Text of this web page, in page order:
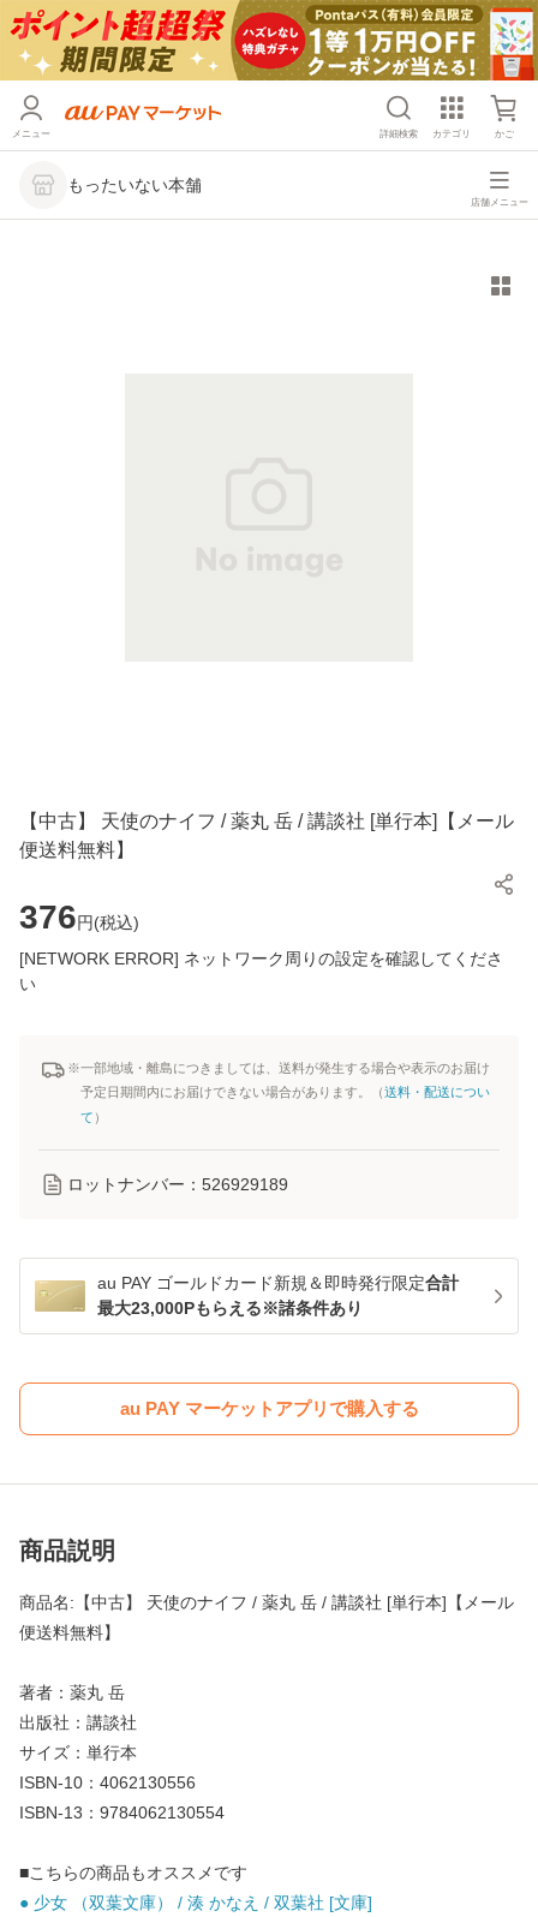
メニュー 詳細検索 カテゴリ かご
もったいない本舗
店舗メニュー
【中古】 天使のナイフ / 薬丸 岳 / 講談社 [単行本]【メール
便送料無料】
376円(税込)
[NETWORK ERROR] ネットワーク周りの設定を確認してくださ
い
※一部地域・離島につきましては、送料が発生する場合や表示のお届け
予定日期間内にお届けできない場合があります。（送料・配送につい
て ）
ロットナンバー： 526929189
au PAY ゴールドカード新規＆即時発行限定合計
最大23,000Pもらえる※諸条件あり
au PAY マーケットアプリで購入する
商品説明
商品名:【中古】 天使のナイフ / 薬丸 岳 / 講談社 [単行本]【メール
便送料無料】
著者：薬丸 岳
出版社：講談社
サイズ：単行本
ISBN-10：4062130556
ISBN-13：9784062130554
■こちらの商品もオススメです
● 少女 （双葉文庫） / 湊 かなえ / 双葉社 [文庫]